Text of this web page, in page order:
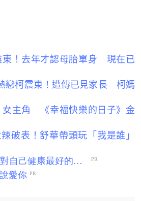
東！去年才認母胎單身 現在已
戀柯震東！遭傳已見家長 柯媽
女主角 《幸福快樂的日子》金
破表！舒華帶頭玩「我是誰」